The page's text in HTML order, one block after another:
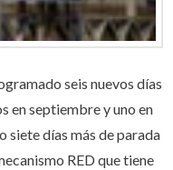
seis nuevos días
en septiembre y uno en
siete días más de parada
RED que tiene